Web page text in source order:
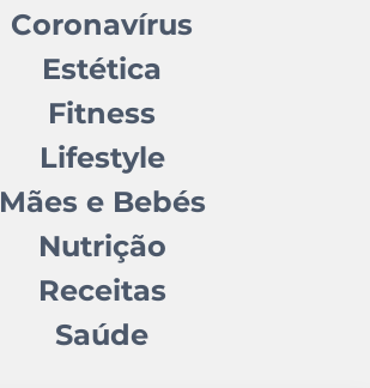
Coronavírus
Estética
Fitness
Lifestyle
Mães e Bebés
Nutrição
Receitas
Saúde